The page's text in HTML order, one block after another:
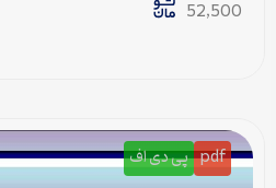
52,500
pdf پی دی اف